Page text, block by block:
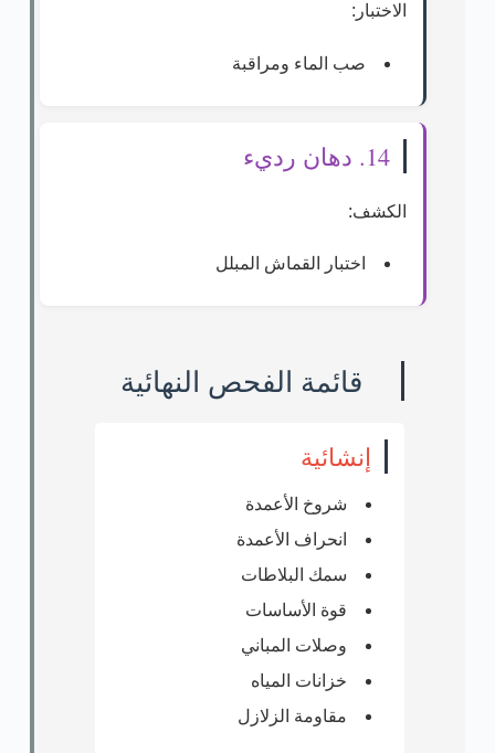
الاختبار:
صب الماء ومراقبة
14. دهان رديء
الكشف:
اختبار القماش المبلل
قائمة الفحص النهائية
إنشائية
شروخ الأعمدة
انحراف الأعمدة
سمك البلاطات
قوة الأساسات
وصلات المباني
خزانات المياه
مقاومة الزلازل